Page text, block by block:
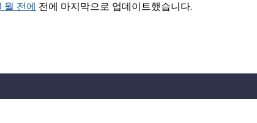
월 전에 전에 마지막으로 업데이트했습니다.